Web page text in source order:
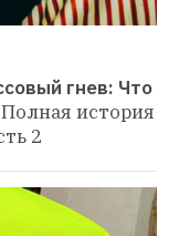
гнев: Что
Полная история
2